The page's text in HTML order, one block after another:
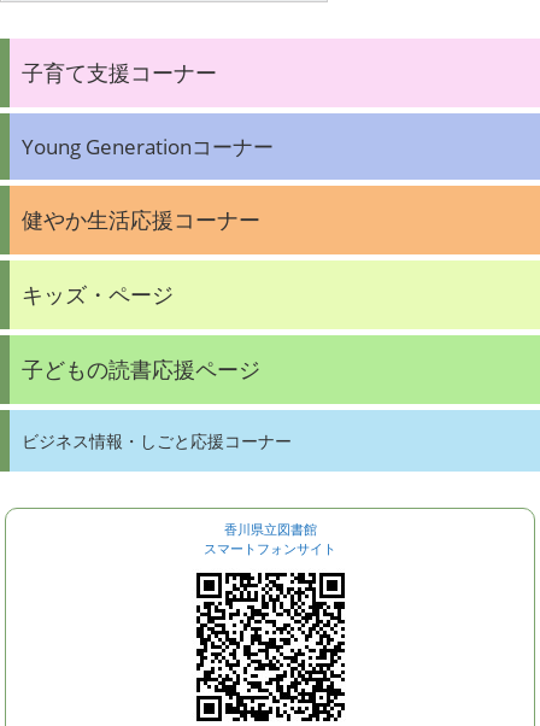
子育て支援コーナー
Young Generationコーナー
健やか生活応援コーナー
キッズ・ページ
子どもの読書応援ページ
ビジネス情報・しごと応援コーナー
香川県立図書館
スマートフォンサイト